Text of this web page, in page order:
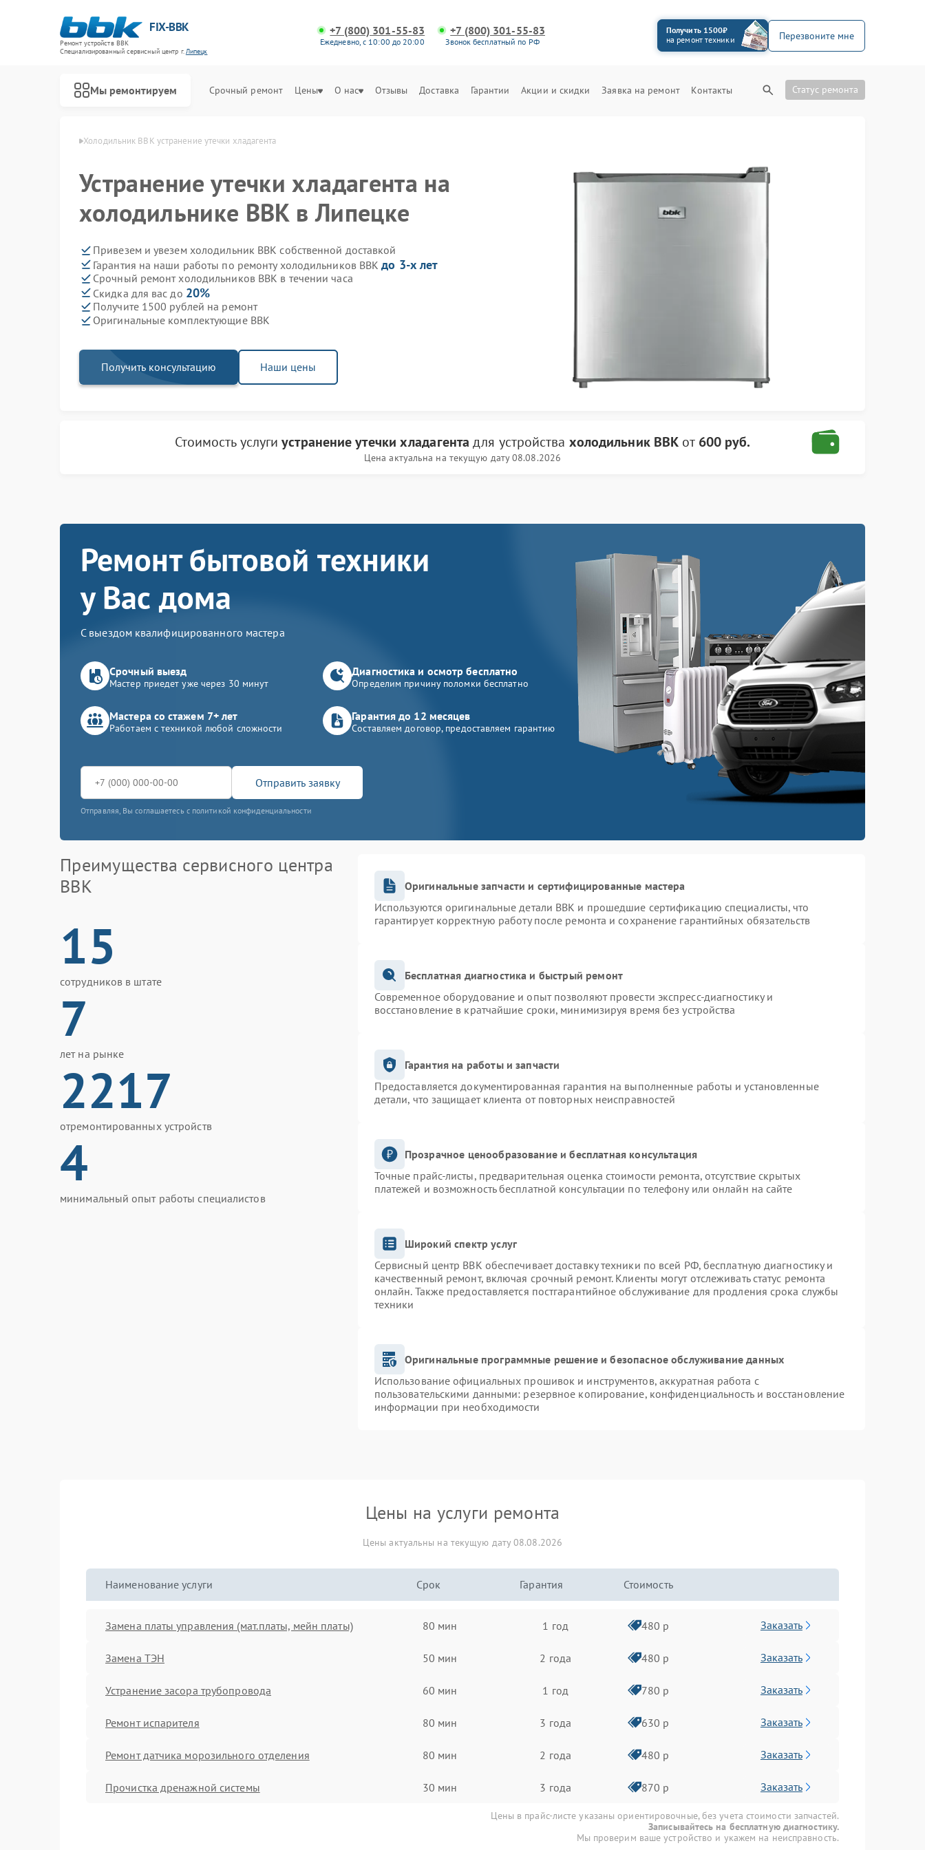
FIX-BBK
Ремонт устройств BBK
Специализированный cервисный центр г.Липецк
+7 (800) 301-55-83
Ежедневно, с 10:00 до 20:00
+7 (800) 301-55-83
Звонок бесплатный по РФ
Получить 1500₽
на ремонт техники
Перезвоните мне
Мы ремонтируем Срочный ремонт Цены О нас Отзывы Доставка Гарантии Акции и скидки Заявка на ремонт Контакты Статус ремонта
BBK в Липецке Холодильник BBK устранение утечки хладагента
Устранение утечки хладагента на
холодильнике BBK в Липецке
Привезем и увезем холодильник BBK собственной доставкой
Гарантия на наши работы по ремонту холодильников BBKдо 3-х лет
Срочный ремонт холодильников BBK в течении часа
Скидка для вас до 20%
Получите 1500 рублей на ремонт
Оригинальные комплектующие BBK
Получить консультацию Наши цены
Стоимость услугиустранение утечки хладагента для устройства холодильник BBK от 600 руб.
Цена актуальна на текущую дату 08.08.2026
Ремонт бытовой техники
у Вас дома
С выездом квалифицированного мастера
Срочный выезд
Мастер приедет уже через 30 минут
Диагностика и осмотр бесплатно
Определим причину поломки бесплатно
Мастера со стажем 7+ лет
Работаем с техникой любой сложности
Гарантия до 12 месяцев
Составляем договор, предоставляем гарантию
Отправить заявку
Отправляя, Вы соглашаетесь с политикой конфиденциальности
Преимущества сервисного центра
BBK
15
сотрудников в штате
7
лет на рынке
2217
отремонтированных устройств
4
минимальный опыт работы специалистов
Оригинальные запчасти и сертифицированные мастера
Используются оригинальные детали BBK и прошедшие сертификацию специалисты, что
гарантирует корректную работу после ремонта и сохранение гарантийных обязательств
Бесплатная диагностика и быстрый ремонт
Современное оборудование и опыт позволяют провести экспресс-диагностику и
восстановление в кратчайшие сроки, минимизируя время без устройства
Гарантия на работы и запчасти
Предоставляется документированная гарантия на выполненные работы и установленные
детали, что защищает клиента от повторных неисправностей
Прозрачное ценообразование и бесплатная консультация
Точные прайс-листы, предварительная оценка стоимости ремонта, отсутствие скрытых
платежей и возможность бесплатной консультации по телефону или онлайн на сайте
Широкий спектр услуг
Сервисный центр BBK обеспечивает доставку техники по всей РФ, бесплатную диагностику и
качественный ремонт, включая срочный ремонт. Клиенты могут отслеживать статус ремонта
онлайн. Также предоставляется постгарантийное обслуживание для продления срока службы
техники
Оригинальные программные решение и безопасное обслуживание данных
Использование официальных прошивок и инструментов, аккуратная работа с
пользовательскими данными: резервное копирование, конфиденциальность и восстановление
информации при необходимости
Цены на услуги ремонта
Цены актуальны на текущую дату 08.08.2026
Наименование услуги Срок Гарантия Стоимость
Замена платы управления (мат.платы, мейн платы) 80 мин 1 год 480 р Заказать
Замена ТЭН 50 мин 2 года 480 р Заказать
Устранение засора трубопровода 60 мин 1 год 780 р Заказать
Ремонт испарителя 80 мин 3 года 630 р Заказать
Ремонт датчика морозильного отделения 80 мин 2 года 480 р Заказать
Прочистка дренажной системы 30 мин 3 года 870 р Заказать
Цены в прайс-листе указаны ориентировочные, без учета стоимости запчастей.
Записывайтесь на бесплатную диагностику.
Мы проверим ваше устройство и укажем на неисправность.